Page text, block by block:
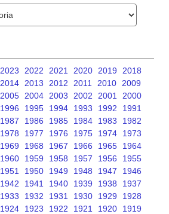
2023 2022 2021 2020 2019
2018
2014 2013 2012 2011 2010
2009
2005 2004 2003 2002 2001
2000
1996 1995 1994 1993 1992
1991
1987 1986 1985 1984 1983
1982
1978 1977 1976 1975 1974
1973
1969 1968 1967 1966 1965
1964
1960 1959 1958 1957 1956
1955
1951 1950 1949 1948 1947
1946
1942 1941 1940 1939 1938
1937
1933 1932 1931 1930 1929
1928
1924 1923 1922 1921 1920
1919